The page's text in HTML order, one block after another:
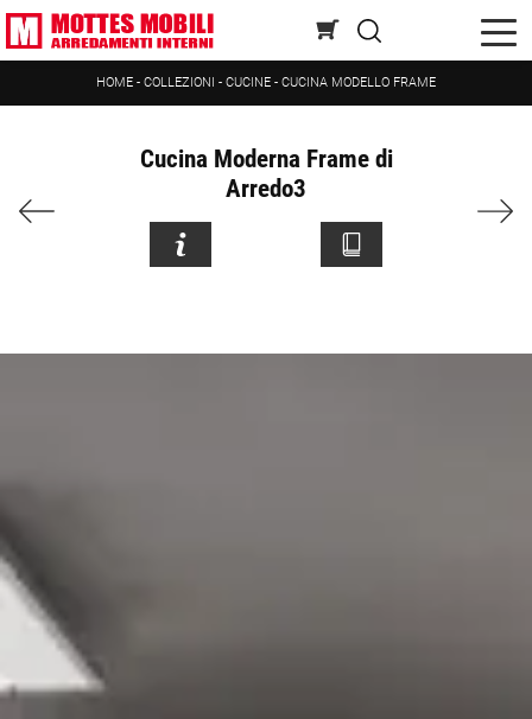
HOME - COLLEZIONI - CUCINE - CUCINA MODELLO FRAME
Cucina Moderna Frame di
Arredo3